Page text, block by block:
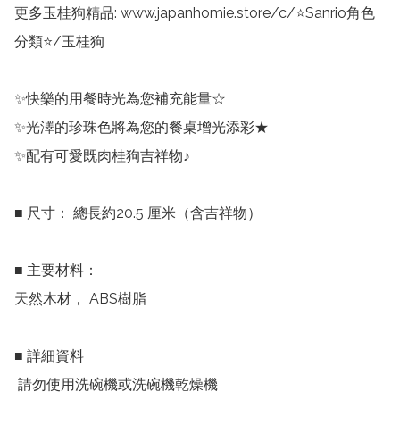
更多玉桂狗精品: www.japanhomie.store/c/⭐Sanrio角色
分類⭐/玉桂狗
✨快樂的用餐時光為您補充能量☆
✨光澤的珍珠色將為您的餐桌增光添彩★
✨配有可愛既肉桂狗吉祥物♪
■ 尺寸： 總長約20.5 厘米（含吉祥物）
■ 主要材料：
天然木材， ABS樹脂
■ 詳細資料